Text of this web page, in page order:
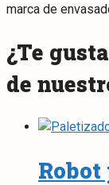
marca de
¿Te
de